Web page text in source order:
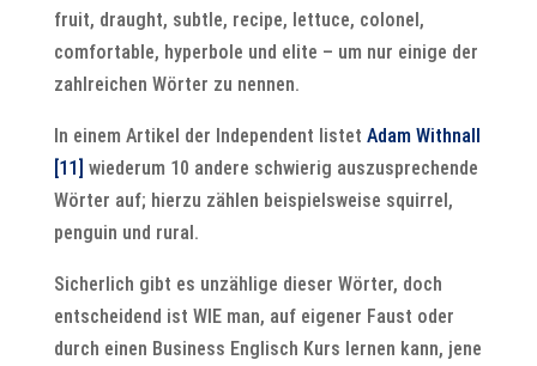
fruit, draught, subtle, recipe, lettuce, colonel,
comfortable, hyperbole und elite – um nur einige der
zahlreichen Wörter zu nennen.
In einem Artikel der Independent listet Adam Withnall
[11] wiederum 10 andere schwierig auszusprechende
Wörter auf; hierzu zählen beispielsweise squirrel,
penguin und rural.
Sicherlich gibt es unzählige dieser Wörter, doch
entscheidend ist WIE man, auf eigener Faust oder
durch einen Business Englisch Kurs lernen kann, jene